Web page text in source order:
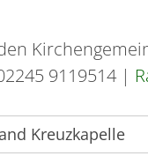
9119514 |
Kreuzkapelle